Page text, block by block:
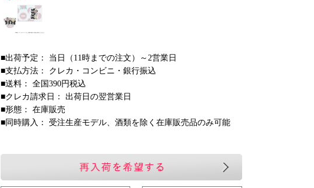
■出荷予定： 当日（11時までの注文）～2営業日
■支払方法： クレカ・コンビニ・銀行振込
■送料： 全国390円税込
■クレカ請求日： 出荷日の翌営業日
■形態： 在庫販売
■同時購入： 受注生産モデル、酒類を除く在庫販売品のみ可能